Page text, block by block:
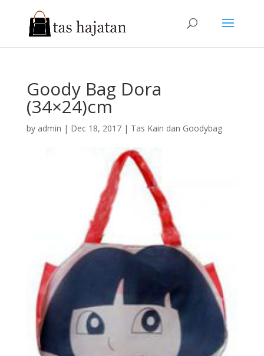
Goody Bag Dora
(34×24)cm
by admin | Dec 18, 2017| Tas Kain dan Goodybag